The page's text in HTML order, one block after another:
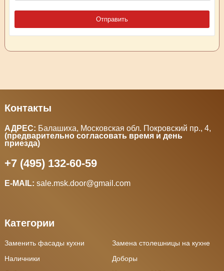
Контакты
АДРЕС: Балашиха, Московская обл. Покровский пр., 4,
(предварительно согласовать время и день
приезда)
+7 (495) 132-60-59
E-MAIL: sale.msk.door@gmail.com
Категории
Заменить фасады кухни
Замена столешницы на кухне
Наличники
Доборы